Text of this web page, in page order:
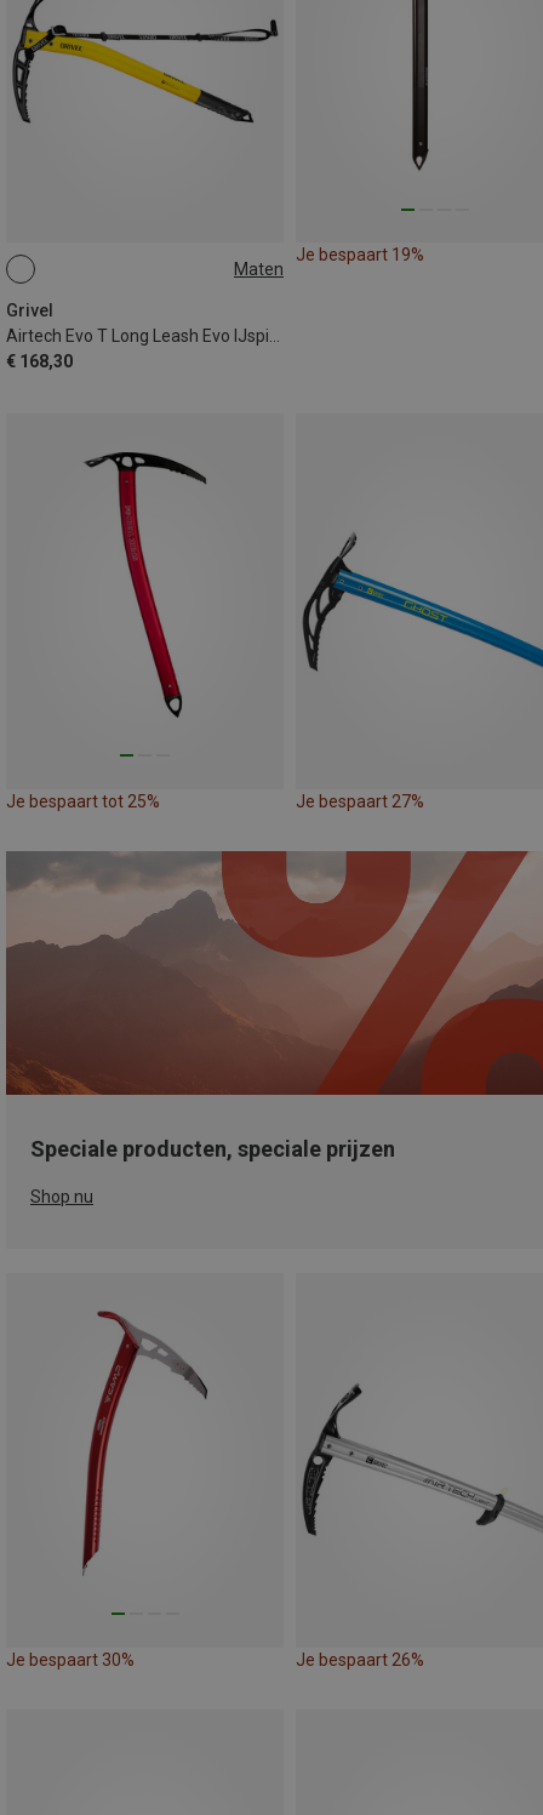
Maten
Grivel
Airtech Evo T Long Leash Evo IJspickel
€ 168,30
53CM
Je bespaart 19%
Je bespaart tot 25% Je bespaart 27%
Speciale producten, speciale prijzen
Shop nu
Je bespaart 30% Je bespaart 26%